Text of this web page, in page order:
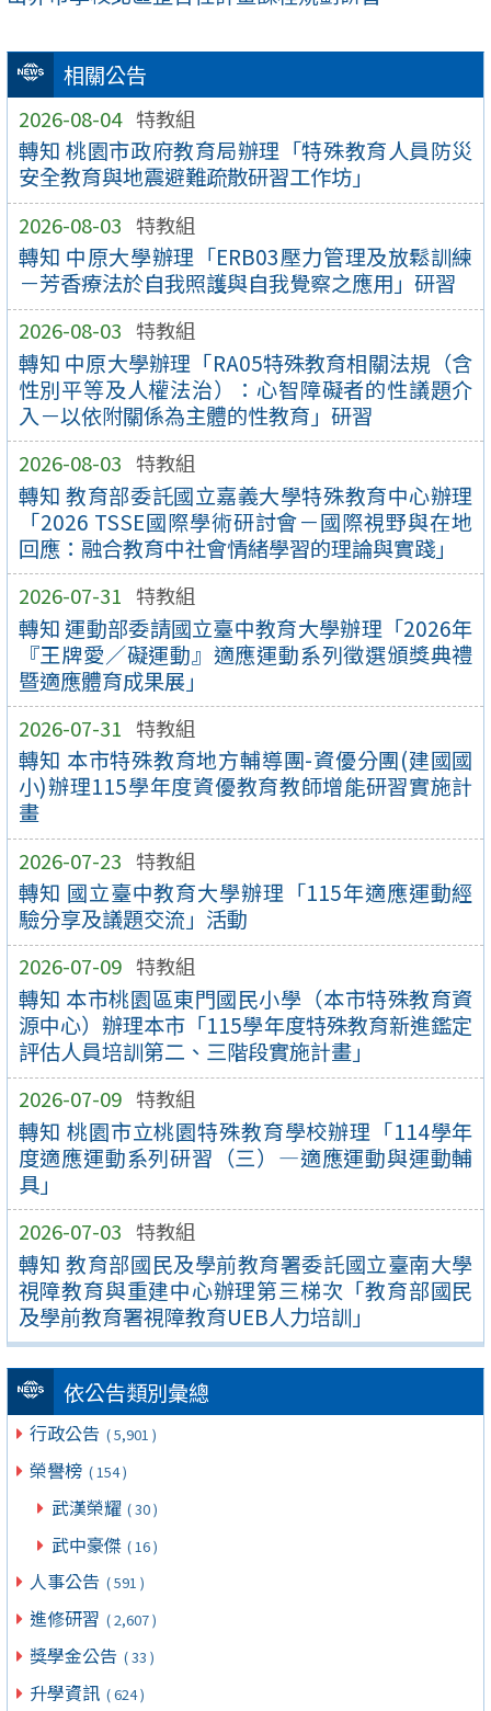
相關公告
2026-08-04 特教組
轉知 桃園市政府教育局辦理「特殊教育人員防災
安全教育與地震避難疏散研習工作坊」
2026-08-03 特教組
轉知 中原大學辦理「ERB03壓力管理及放鬆訓練
－芳香療法於自我照護與自我覺察之應用」研習
2026-08-03 特教組
轉知 中原大學辦理「RA05特殊教育相關法規（含
性別平等及人權法治）：心智障礙者的性議題介
入－以依附關係為主體的性教育」研習
2026-08-03 特教組
轉知 教育部委託國立嘉義大學特殊教育中心辦理
「2026 TSSE國際學術研討會－國際視野與在地
回應：融合教育中社會情緒學習的理論與實踐」
2026-07-31 特教組
轉知 運動部委請國立臺中教育大學辦理「2026年
『王牌愛／礙運動』適應運動系列徵選頒獎典禮
暨適應體育成果展」
2026-07-31 特教組
轉知 本市特殊教育地方輔導團-資優分團(建國國
小)辦理115學年度資優教育教師增能研習實施計
畫
2026-07-23 特教組
轉知 國立臺中教育大學辦理「115年適應運動經
驗分享及議題交流」活動
2026-07-09 特教組
轉知 本市桃園區東門國民小學（本市特殊教育資
源中心）辦理本市「115學年度特殊教育新進鑑定
評估人員培訓第二、三階段實施計畫」
2026-07-09 特教組
轉知 桃園市立桃園特殊教育學校辦理「114學年
度適應運動系列研習（三）—適應運動與運動輔
具」
2026-07-03 特教組
轉知 教育部國民及學前教育署委託國立臺南大學
視障教育與重建中心辦理第三梯次「教育部國民
及學前教育署視障教育UEB人力培訓」
依公告類別彙總
行政公告 ( 5,901 )
榮譽榜 ( 154 )
武漢榮耀 ( 30 )
武中豪傑 ( 16 )
人事公告 ( 591 )
進修研習 ( 2,607 )
獎學金公告 ( 33 )
升學資訊 ( 624 )